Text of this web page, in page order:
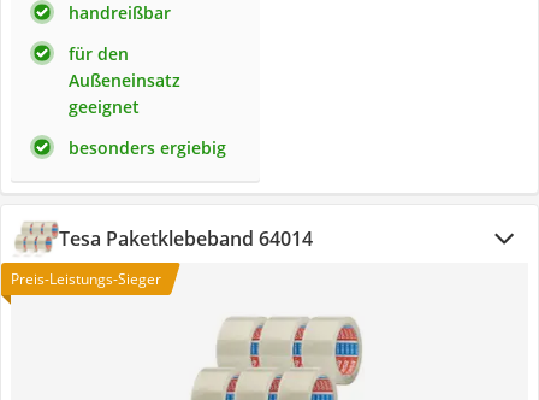
handreißbar
für den
Außeneinsatz
geeignet
besonders ergiebig
Tesa Paketklebeband 64014
Preis-Leistungs-Sieger